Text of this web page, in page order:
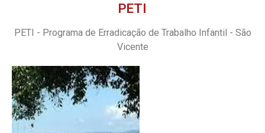
PETI
PETI - Programa de Erradicação de Trabalho Infantil - São
Vicente